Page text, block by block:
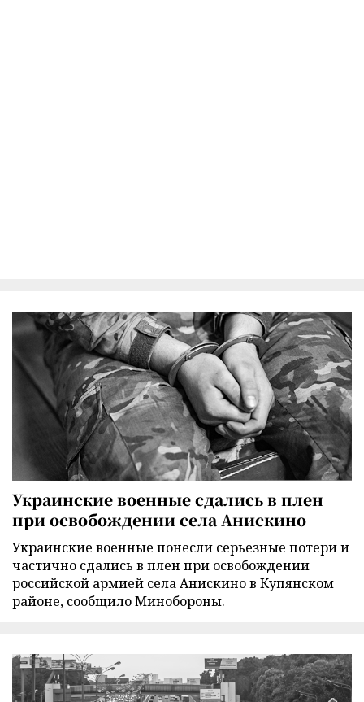
Украинские военные сдались в плен
при освобождении села Анискино
Украинские военные понесли серьезные потери и
частично сдались в плен при освобождении
российской армией села Анискино в Купянском
районе, сообщило Минобороны.